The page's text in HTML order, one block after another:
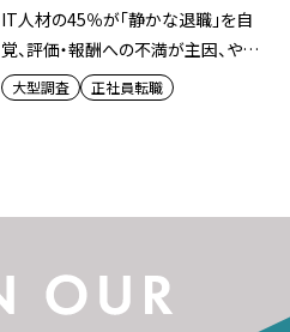
IT人材の45％が「静かな退職」を自
覚、評価・報酬への不満が主因、やり
がいの有無が鍵に
大型調査 正社員転職